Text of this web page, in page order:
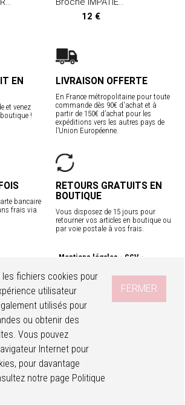
12 €
EN
et venez
!
LIVRAISON OFFERTE
En France métropolitaine pour toute
commande dès 90€ d'achat et à
partir de 150€ d’achat pour les
expéditions vers les autres pays de
l’Union Européenne.
bancaire
frais via
RETOURS GRATUITS EN
BOUTIQUE
Vous disposez de 15 jours pour
retourner vos articles en boutique ou
par voie postale à vos frais.
Mentions légales
CGV
Programme fidélité
Livraisons internationales
SUIVEZ-NOUS
fichiers cookies pour
utilisateur
utilisés pour
ou obtenir des
Vous pouvez
Internet pour
pour davantage
notre page Politique
FERMER